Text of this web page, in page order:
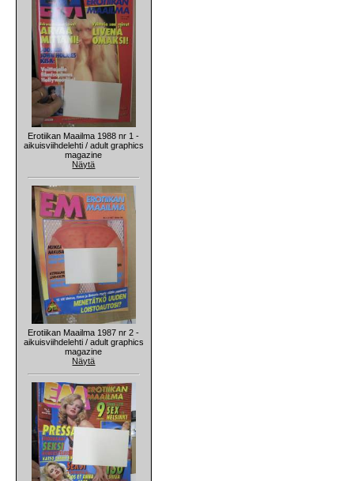
Erotiikan Maailma 1988 nr 1 -
aikuisviihdelehti / adult graphics
magazine
Näytä
Erotiikan Maailma 1987 nr 2 -
aikuisviihdelehti / adult graphics
magazine
Näytä